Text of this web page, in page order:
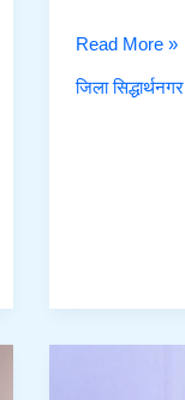
संजय
कन्नौजिया
Read More »
जिला सिद्धार्थनगर